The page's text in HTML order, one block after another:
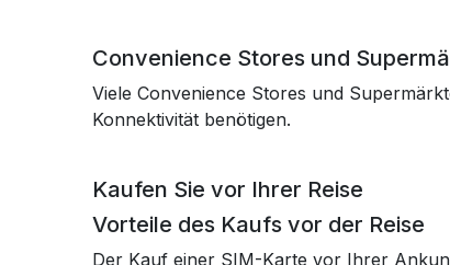
Convenience Stores und
Viele Convenience Stores und
Konnektivität benötigen.
Kaufen Sie vor Ihrer Reise
Vorteile des Kaufs vor der Reise
Der Kauf einer SIM-Karte vor Ihrer